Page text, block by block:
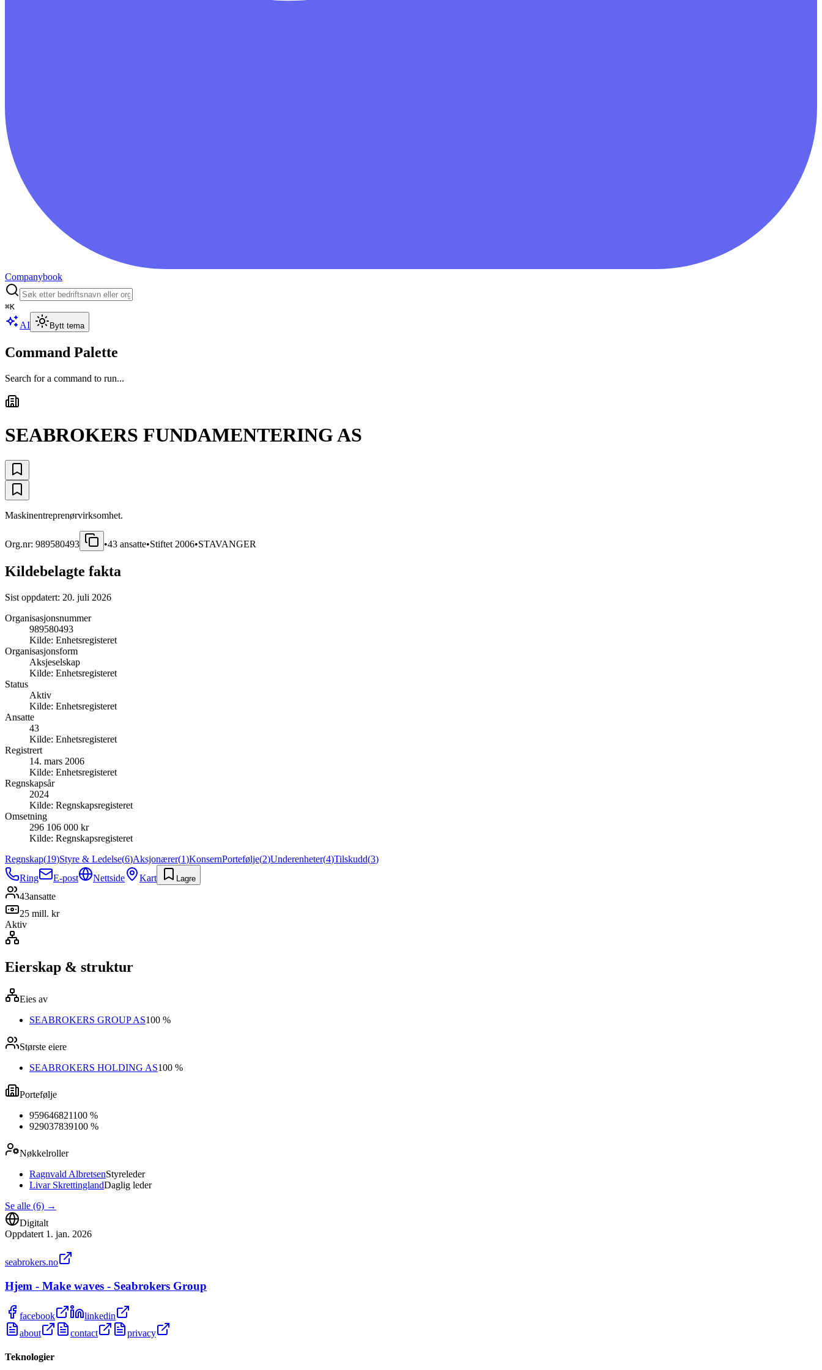
Companybook
⌘K
AI Bytt tema
Command Palette
Search for a command to run...
SEABROKERS FUNDAMENTERING AS
Maskinentreprenørvirksomhet.
Org.nr: 989580493 •43 ansatte•Stiftet 2006•STAVANGER
Kildebelagte fakta
Sist oppdatert: 20. juli 2026
Organisasjonsnummer
989580493
Kilde: Enhetsregisteret
Organisasjonsform
Aksjeselskap
Kilde: Enhetsregisteret
Status
Aktiv
Kilde: Enhetsregisteret
Ansatte
43
Kilde: Enhetsregisteret
Registrert
14. mars 2006
Kilde: Enhetsregisteret
Regnskapsår
2024
Kilde: Regnskapsregisteret
Omsetning
296 106 000 kr
Kilde: Regnskapsregisteret
Regnskap(19)Styre & Ledelse(6)Aksjonærer(1)KonsernPortefølje(2)Underenheter(4)Tilskudd(3)
Ring
E-post Nettside Kart Lagre
43ansatte
25 mill. kr
Aktiv
Eierskap & struktur
Eies av
SEABROKERS GROUP AS100 %
Største eiere
SEABROKERS HOLDING AS100 %
Portefølje
959646821100 %
929037839100 %
Nøkkelroller
Ragnvald AlbretsenStyreleder
Livar SkrettinglandDaglig leder
Se alle (6) →
Digitalt
Oppdatert 1. jan. 2026
seabrokers.no
Hjem - Make waves - Seabrokers Group
facebook
linkedin
about
contact privacy
Teknologier